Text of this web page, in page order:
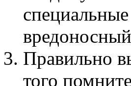
Правильно
того